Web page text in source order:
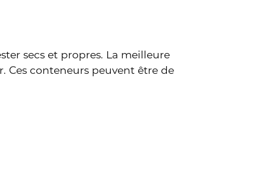
secs et propres. La meilleure
Ces conteneurs peuvent être de